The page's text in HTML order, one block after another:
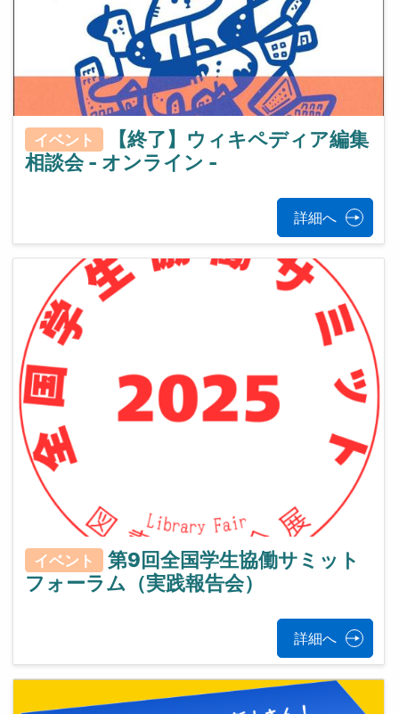
イベント
【終了】ウィキペディア編集
相談会 - オンライン -
詳細へ
イベント
第9回全国学生協働サミット
フォーラム（実践報告会）
詳細へ